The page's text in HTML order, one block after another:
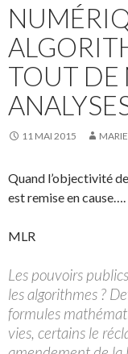
TOUT DE
11 MAI 2015
Quand l’objectivité
est remise en cause….
MLR
Les pouvoirs
les algorithmes ?
formules
vies, certains le